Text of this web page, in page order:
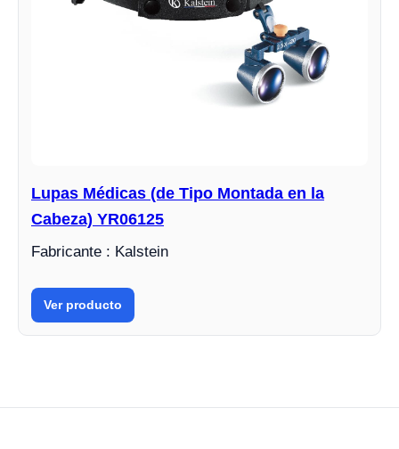
Lupas Médicas (de Tipo Montada en la
Cabeza) YR06125
Fabricante : Kalstein
Ver producto